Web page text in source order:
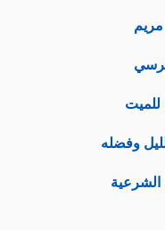
للميت
وفضله
الشرعية